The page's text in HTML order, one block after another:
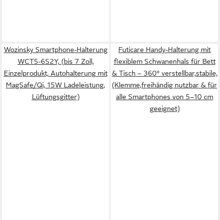
Wozinsky Smartphone-Halterung
WCT5-6S2Y, (bis 7 Zoll,
Einzelprodukt, Autohalterung mit
MagSafe/Qi, 15W Ladeleistung,
Lüftungsgitter)
Futicare Handy-Halterung mit
flexiblem Schwanenhals für Bett
& Tisch – 360° verstellbar,stabile,
(Klemme,freihändig nutzbar & für
alle Smartphones von 5–10 cm
geeignet)